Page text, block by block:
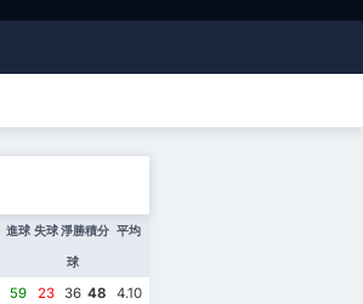
進球 失球淨勝
球
積分 平均
59 23 36 48
4.10